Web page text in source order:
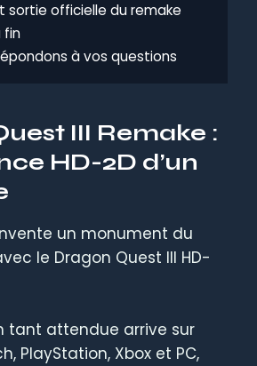
sortie officielle du remake
fin
à vos questions
III Remake :
HD-2D d’un
un monument du
le Dragon Quest III HD-
tant attendue arrive sur
PlayStation, Xbox et PC,